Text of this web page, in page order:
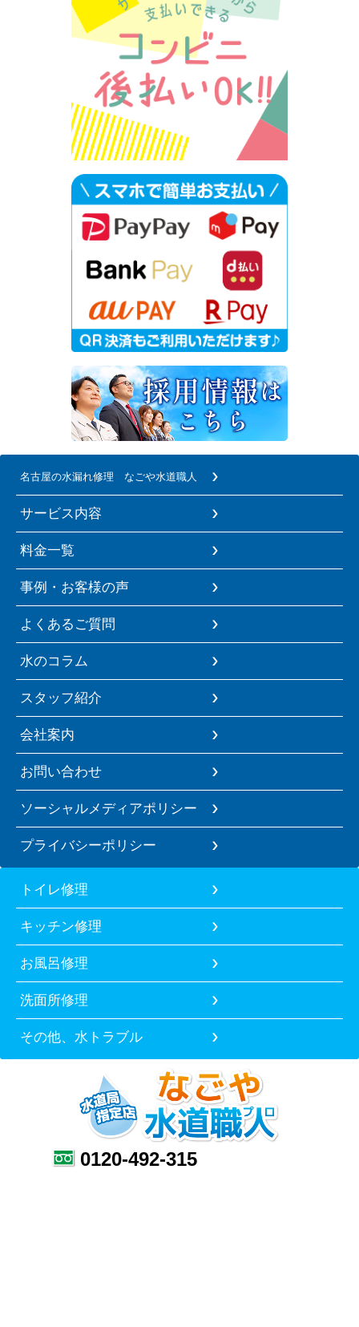
名古屋の水漏れ修理 なごや水道職人
サービス内容
料金一覧
事例・お客様の声
よくあるご質問
水のコラム
スタッフ紹介
会社案内
お問い合わせ
ソーシャルメディアポリシー
プライバシーポリシー
トイレ修理
キッチン修理
お風呂修理
洗面所修理
その他、水トラブル
0120-492-315